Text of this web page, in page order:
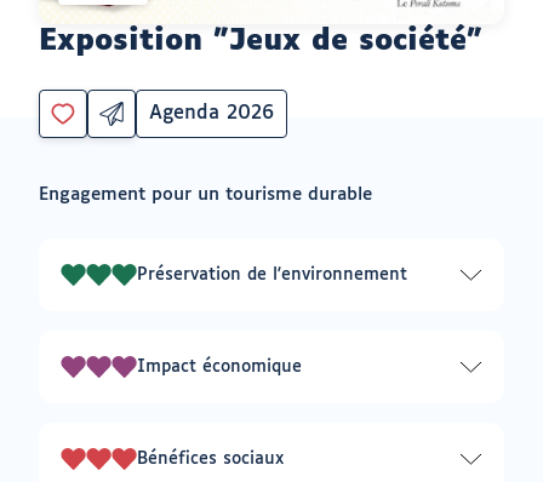
Exposition "Jeux de société"
Vous
connecté
à
Partager
par
vers
messagerie
Catégorie
Agenda 2026
Engagement pour un tourisme durable
Préservation de l'environnement
3
Impact économique
3
Bénéfices sociaux
3